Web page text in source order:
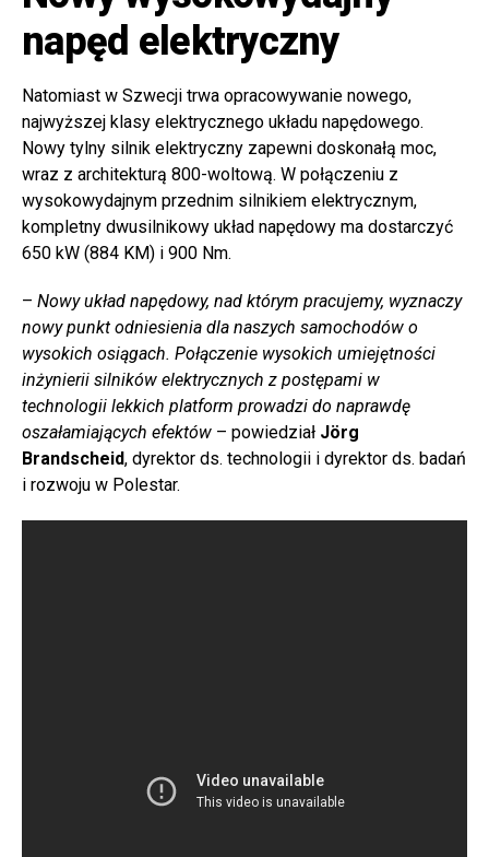
napęd elektryczny
Natomiast w Szwecji trwa opracowywanie nowego,
najwyższej klasy elektrycznego układu napędowego.
Nowy tylny silnik elektryczny zapewni doskonałą moc,
wraz z architekturą 800-woltową. W połączeniu z
wysokowydajnym przednim silnikiem elektrycznym,
kompletny dwusilnikowy układ napędowy ma dostarczyć
650 kW (884 KM) i 900 Nm.
– Nowy układ napędowy, nad którym pracujemy, wyznaczy
nowy punkt odniesienia dla naszych samochodów o
wysokich osiągach. Połączenie wysokich umiejętności
inżynierii silników elektrycznych z postępami w
technologii lekkich platform prowadzi do naprawdę
oszałamiających efektów – powiedział Jörg
Brandscheid, dyrektor ds. technologii i dyrektor ds. badań
i rozwoju w Polestar.